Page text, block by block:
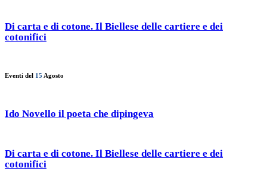
Di carta e di cotone. Il Biellese delle cartiere e dei
cotonifici
Eventi del 15 Agosto
Ido Novello il poeta che dipingeva
Di carta e di cotone. Il Biellese delle cartiere e dei
cotonifici